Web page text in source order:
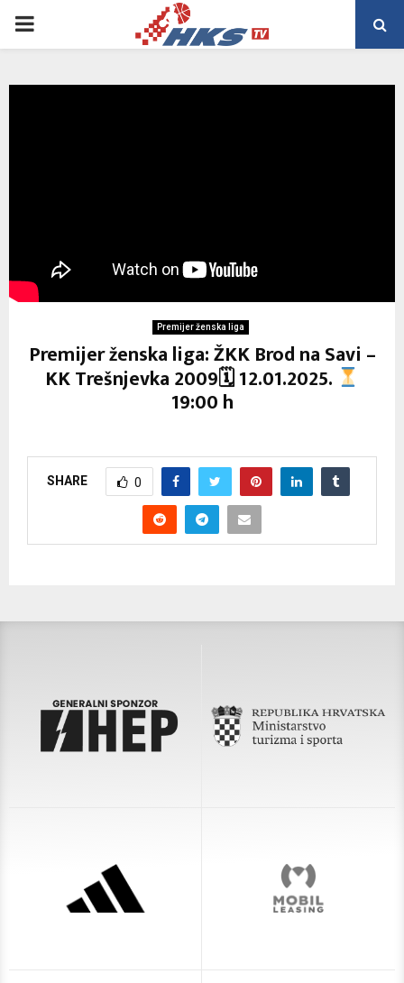
PRIMARY
Premijer ženska liga
Premijer ženska liga: ŽKK Brod na Savi –
KK Trešnjevka 2009🗓 12.01.2025.
19:00 h
SHARE 0